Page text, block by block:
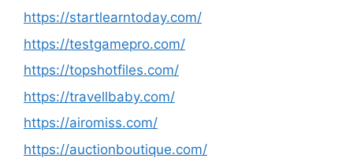
https://startlearntoday.com/
https://testgamepro.com/
https://topshotfiles.com/
https://travellbaby.com/
https://airomiss.com/
https://auctionboutique.com/